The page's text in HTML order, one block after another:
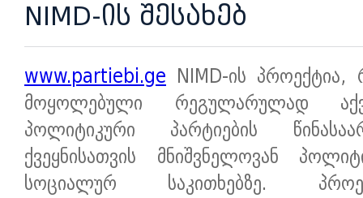
NIMD-ის შესახებ
www.partiebi.ge NIMD-ის
მოყოლებული რეგულარულად
პოლიტიკური პარტიების
ქვეყნისათვის მნიშვნელოვან
სოციალურ საკითხებზე.